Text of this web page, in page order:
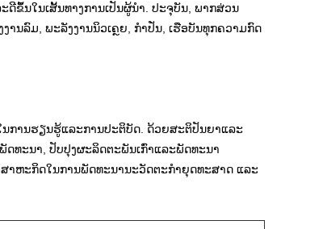
ຂຶ້ນໃນເສັ້ນທາງການເປັນຜູ້ນໍາ. ປະຈຸ​ບັນ, ພາກສ່ວນ​
ານ​ລົມ, ພະລັງງານ​ນິວ​ເຄຼຍ, ກຳ​ປັ່ນ, ​ເຮືອ​ບັນທຸກ​ຄວາມ​ກົດ​
ການຮຽນຮູ້ແລະການປະຕິບັດ. ດ້ວຍສະຕິປັນຍາແລະ
ທະນາ, ປັບປຸງຜະລິດຕະພັນເກົ່າແລະພັດທະນາ
າຫະກິດໃນການພັດທະນານະວັດຕະກໍາຍຸດທະສາດ ແລະ